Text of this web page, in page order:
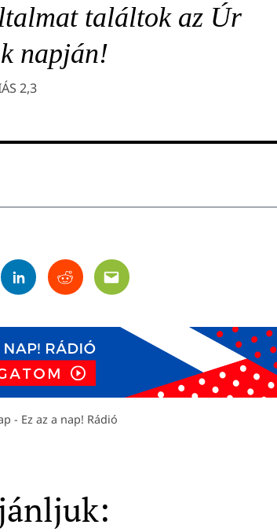
találtok az Úr
napján!
2,3
LinkedinRedditEmail
- Ez az a nap! Rádió